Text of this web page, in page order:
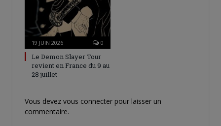
19 JUIN 2026 0
Le Demon Slayer Tour
revient en France du 9 au
28 juillet
Vous devez vous connecter pour laisser un
commentaire.